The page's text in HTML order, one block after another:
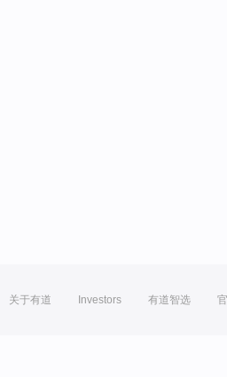
关于有道 Investors 有道智选